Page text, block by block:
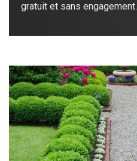
gratuit et sans engagement.